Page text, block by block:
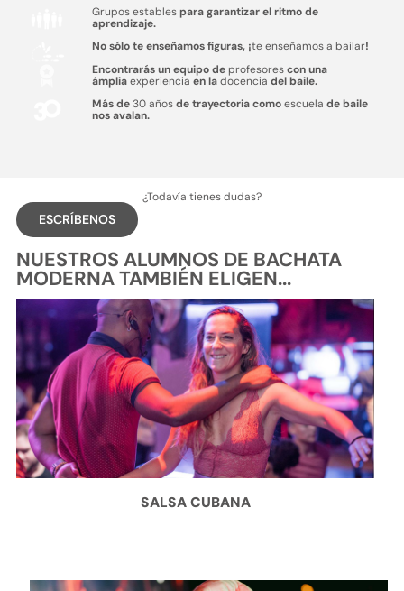
Grupos establespara garantizar el ritmo de
aprendizaje.
No sólo te enseñamos figuras, ¡te enseñamos a bailar!
Encontrarás un equipo deprofesorescon una
ámpliaexperiencia en ladocencia del baile.
Más de30 añosde trayectoria comoescuela de baile
nos avalan.
¿Todavía tienes dudas?
ESCRÍBENOS
NUESTROS ALUMNOS DE BACHATA
MODERNA TAMBIÉN ELIGEN...
SALSA CUBANA